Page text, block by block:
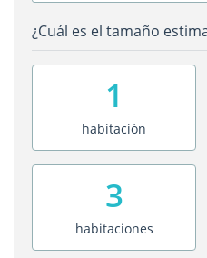
¿Cuál es el tamaño
1
habitación
3
habitaciones